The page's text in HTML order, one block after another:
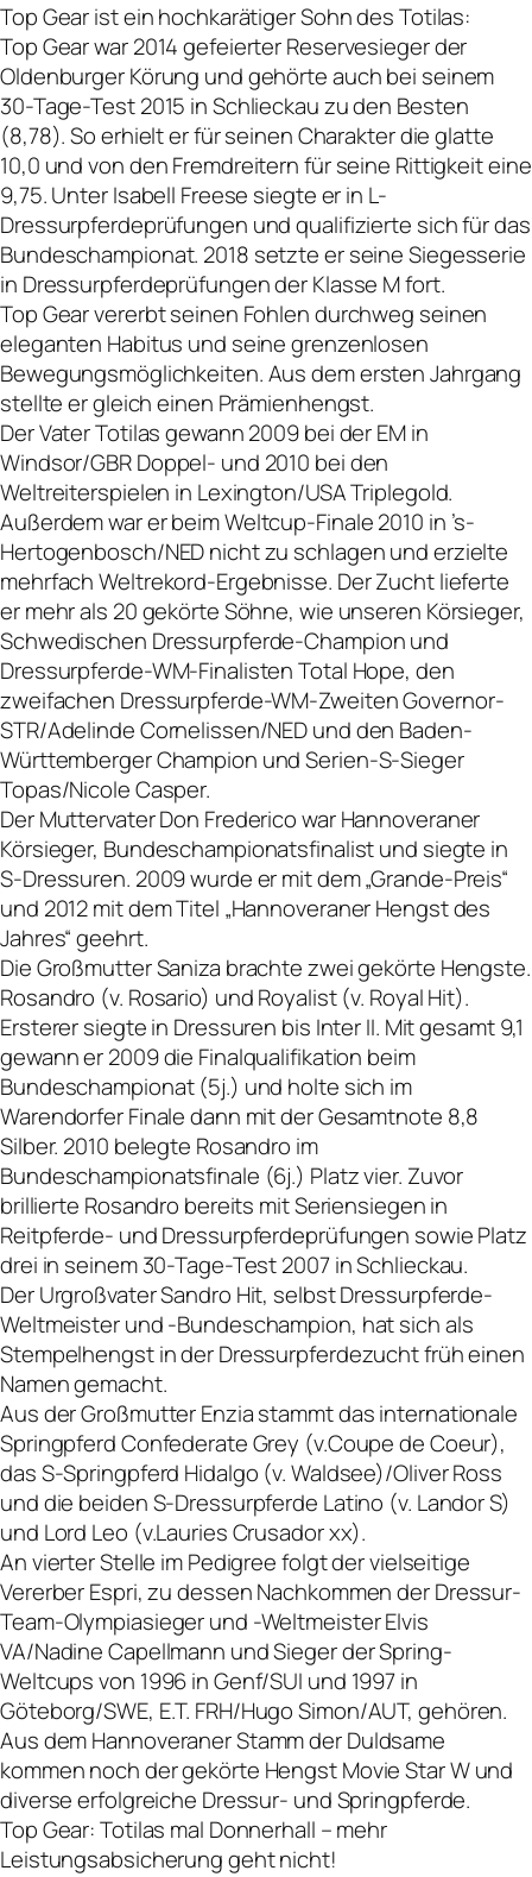
Top Gear ist ein hochkarätiger Sohn des Totilas:
Top Gear war 2014 gefeierter Reservesieger der
Oldenburger Körung und gehörte auch bei seinem
30-Tage-Test 2015 in Schlieckau zu den Besten
(8,78). So erhielt er für seinen Charakter die glatte
10,0 und von den Fremdreitern für seine Rittigkeit eine
9,75. Unter Isabell Freese siegte er in L-
Dressurpferdeprüfungen und qualifizierte sich für das
Bundeschampionat. 2018 setzte er seine Siegesserie
in Dressurpferdeprüfungen der Klasse M fort.
Top Gear vererbt seinen Fohlen durchweg seinen
eleganten Habitus und seine grenzenlosen
Bewegungsmöglichkeiten. Aus dem ersten Jahrgang
stellte er gleich einen Prämienhengst.
Der Vater Totilas gewann 2009 bei der EM in
Windsor/GBR Doppel- und 2010 bei den
Weltreiterspielen in Lexington/USA Triplegold.
Außerdem war er beim Weltcup-Finale 2010 in ’s-
Hertogenbosch/NED nicht zu schlagen und erzielte
mehrfach Weltrekord-Ergebnisse. Der Zucht lieferte
er mehr als 20 gekörte Söhne, wie unseren Körsieger,
Schwedischen Dressurpferde-Champion und
Dressurpferde-WM-Finalisten Total Hope, den
zweifachen Dressurpferde-WM-Zweiten Governor-
STR/Adelinde Cornelissen/NED und den Baden-
Württemberger Champion und Serien-S-Sieger
Topas/Nicole Casper.
Der Muttervater Don Frederico war Hannoveraner
Körsieger, Bundeschampionatsfinalist und siegte in
S-Dressuren. 2009 wurde er mit dem „Grande-Preis“
und 2012 mit dem Titel „Hannoveraner Hengst des
Jahres“ geehrt.
Die Großmutter Saniza brachte zwei gekörte Hengste.
Rosandro (v. Rosario) und Royalist (v. Royal Hit).
Ersterer siegte in Dressuren bis Inter II. Mit gesamt 9,1
gewann er 2009 die Finalqualifikation beim
Bundeschampionat (5j.) und holte sich im
Warendorfer Finale dann mit der Gesamtnote 8,8
Silber. 2010 belegte Rosandro im
Bundeschampionatsfinale (6j.) Platz vier. Zuvor
brillierte Rosandro bereits mit Seriensiegen in
Reitpferde- und Dressurpferdeprüfungen sowie Platz
drei in seinem 30-Tage-Test 2007 in Schlieckau.
Der Urgroßvater Sandro Hit, selbst Dressurpferde-
Weltmeister und -Bundeschampion, hat sich als
Stempelhengst in der Dressurpferdezucht früh einen
Namen gemacht.
Aus der Großmutter Enzia stammt das internationale
Springpferd Confederate Grey (v.Coupe de Coeur),
das S-Springpferd Hidalgo (v. Waldsee)/Oliver Ross
und die beiden S-Dressurpferde Latino (v. Landor S)
und Lord Leo (v.Lauries Crusador xx).
An vierter Stelle im Pedigree folgt der vielseitige
Vererber Espri, zu dessen Nachkommen der Dressur-
Team-Olympiasieger und -Weltmeister Elvis
VA/Nadine Capellmann und Sieger der Spring-
Weltcups von 1996 in Genf/SUI und 1997 in
Göteborg/SWE, E.T. FRH/Hugo Simon/AUT, gehören.
Aus dem Hannoveraner Stamm der Duldsame
kommen noch der gekörte Hengst Movie Star W und
diverse erfolgreiche Dressur- und Springpferde.
Top Gear: Totilas mal Donnerhall – mehr
Leistungsabsicherung geht nicht!